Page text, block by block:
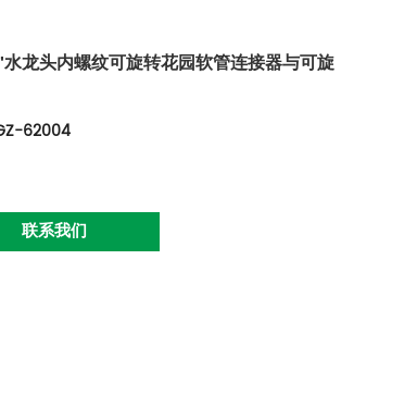
龙头内螺纹可旋转花园软管连接器与可旋
62004
联系我们